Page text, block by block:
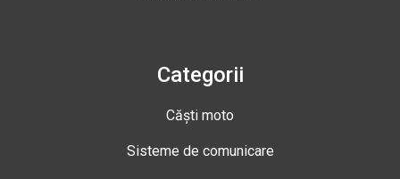
Categorii
Căști moto
Sisteme de comunicare